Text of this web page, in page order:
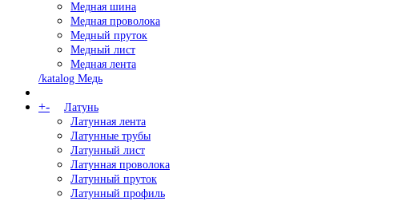
Медная шина
Медная проволока
Медный пруток
Медный лист
Медная лента
/katalog Медь
+-
Латунь
Латунная лента
Латунные трубы
Латунный лист
Латунная проволока
Латунный пруток
Латунный профиль